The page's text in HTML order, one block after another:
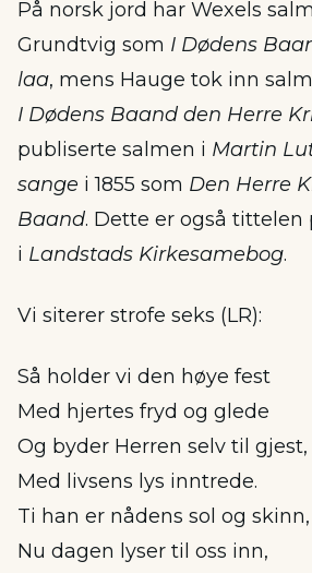
På norsk jord har Wexels
Grundtvig som I Dødens
laa, mens Hauge tok inn
I Dødens Baand den Herre
publiserte salmen i Martin
sange i 1855 som Den Herre
Baand. Dette er også tittelen
i Landstads Kirkesamebog.
Vi siterer strofe seks (LR):
Så holder vi den høye fest
Med hjertes fryd og glede
Og byder Herren selv til gjest,
Med livsens lys inntrede.
Ti han er nådens sol og skinn,
Nu dagen lyser til oss inn,